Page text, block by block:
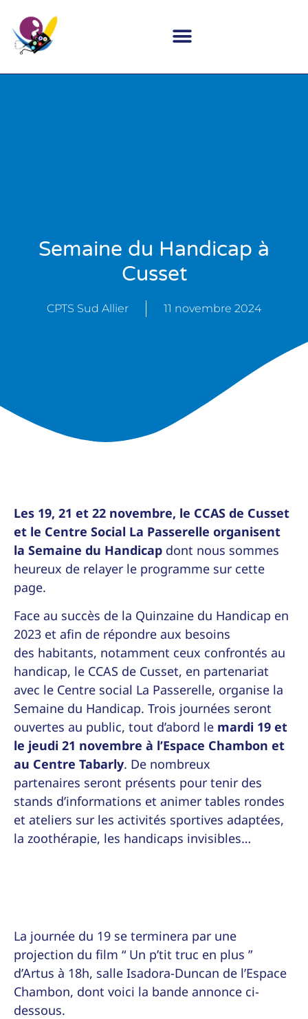
Semaine du Handicap à
Cusset
CPTS Sud Allier 11 novembre 2024
Les 19, 21 et 22 novembre, le CCAS de Cusset
et le Centre Social La Passerelle organisent
la Semaine du Handicap dont nous sommes
heureux de relayer le programme sur cette
page.
Face au succès de la Quinzaine du Handicap en
2023 et afin de répondre aux besoins
des habitants, notamment ceux confrontés au
handicap, le CCAS de Cusset, en partenariat
avec le Centre social La Passerelle, organise la
Semaine du Handicap. Trois journées seront
ouvertes au public, tout d’abord le mardi 19 et
le jeudi 21 novembre à l’Espace Chambon et
au Centre Tabarly. De nombreux
partenaires seront présents pour tenir des
stands d’informations et animer tables rondes
et ateliers sur les activités sportives adaptées,
la zoothérapie, les handicaps invisibles…
La journée du 19 se terminera par une
projection du film “ Un p’tit truc en plus ”
d’Artus à 18h, salle Isadora-Duncan de l’Espace
Chambon, dont voici la bande annonce ci-
dessous.